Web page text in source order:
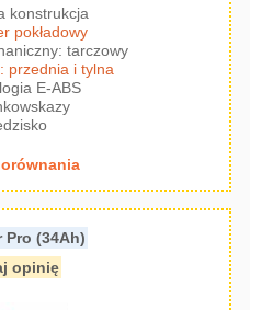
konstrukcja
pokładowy
tarczowy
przednia i tylna
E-ABS
Pro (34Ah)
opinię